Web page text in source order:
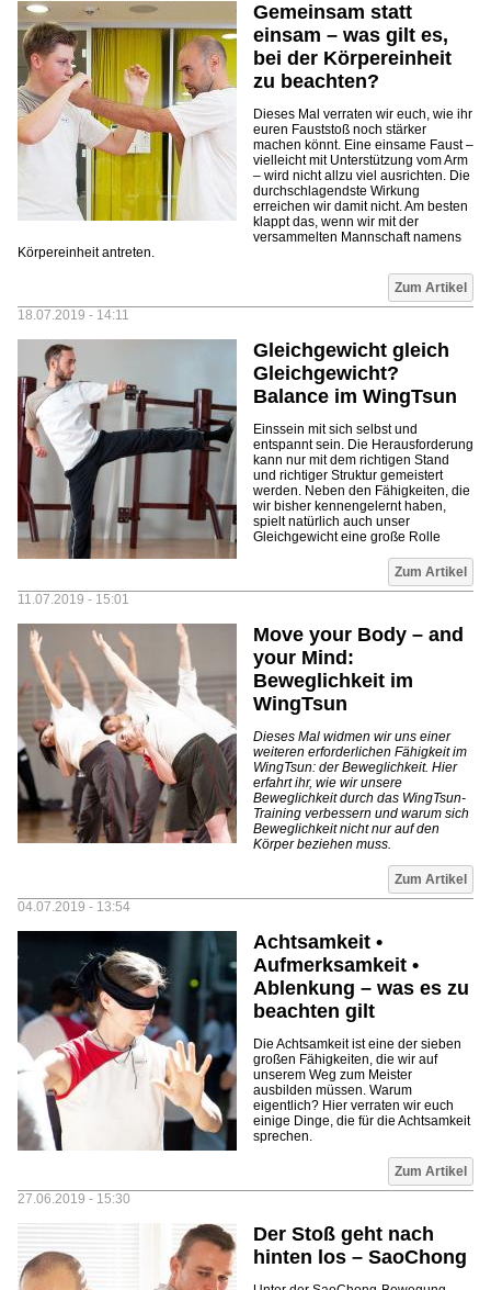
Gemeinsam statt
einsam – was gilt es,
bei der Körpereinheit
zu beachten?
Dieses Mal verraten wir euch, wie ihr
euren Fauststoß noch stärker
machen könnt. Eine einsame Faust –
vielleicht mit Unterstützung vom Arm
– wird nicht allzu viel ausrichten. Die
durchschlagendste Wirkung
erreichen wir damit nicht. Am besten
klappt das, wenn wir mit der
versammelten Mannschaft namens
Körpereinheit antreten.
Zum Artikel
18.07.2019 - 14:11
Gleichgewicht gleich
Gleichgewicht?
Balance im WingTsun
Einssein mit sich selbst und
entspannt sein. Die Herausforderung
kann nur mit dem richtigen Stand
und richtiger Struktur gemeistert
werden. Neben den Fähigkeiten, die
wir bisher kennengelernt haben,
spielt natürlich auch unser
Gleichgewicht eine große Rolle
Zum Artikel
11.07.2019 - 15:01
Move your Body – and
your Mind:
Beweglichkeit im
WingTsun
Dieses Mal widmen wir uns einer
weiteren erforderlichen Fähigkeit im
WingTsun: der Beweglichkeit. Hier
erfahrt ihr, wie wir unsere
Beweglichkeit durch das WingTsun-
Training verbessern und warum sich
Beweglichkeit nicht nur auf den
Körper beziehen muss.
Zum Artikel
04.07.2019 - 13:54
Achtsamkeit •
Aufmerksamkeit •
Ablenkung – was es zu
beachten gilt
Die Achtsamkeit ist eine der sieben
großen Fähigkeiten, die wir auf
unserem Weg zum Meister
ausbilden müssen. Warum
eigentlich? Hier verraten wir euch
einige Dinge, die für die Achtsamkeit
sprechen.
Zum Artikel
27.06.2019 - 15:30
Der Stoß geht nach
hinten los – SaoChong